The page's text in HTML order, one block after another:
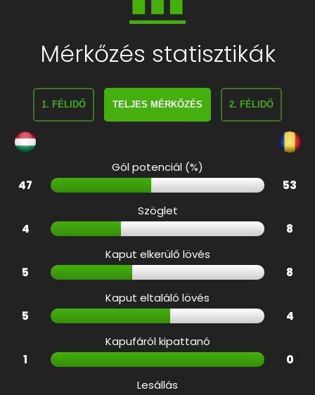
Mérkőzés statisztikák
1. FÉLIDŐ TELJES MÉRKŐZÉS 2. FÉLIDŐ
47
4
5
5
1
Gól potenciál (%)
Szöglet
Kaput elkerülő lövés
Kaput eltaláló lövés
Kapufáról kipattanó
Lesállás
53
8
8
4
0